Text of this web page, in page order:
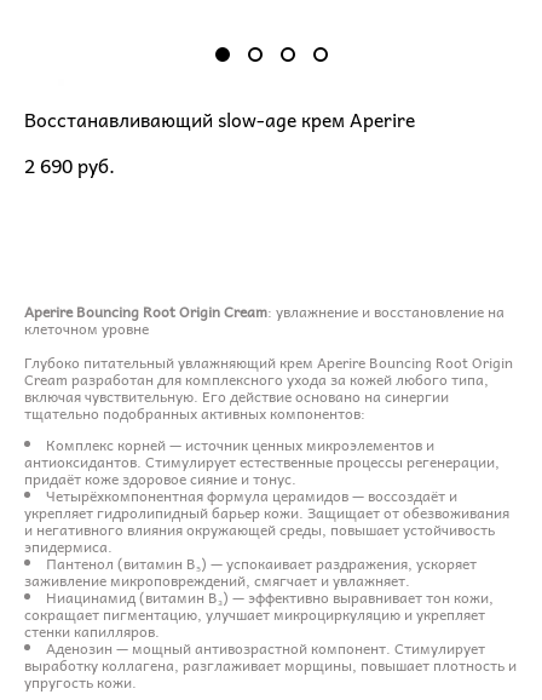
Восстанавливающий slow-age крем Aperire
2 690 pуб.
Aperire Bouncing Root Origin Cream: увлажнение и восстановление на
клеточном уровне
Глубоко питательный увлажняющий крем Aperire Bouncing Root Origin
Cream разработан для комплексного ухода за кожей любого типа,
включая чувствительную. Его действие основано на синергии
тщательно подобранных активных компонентов:
Комплекс корней — источник ценных микроэлементов и
антиоксидантов. Стимулирует естественные процессы регенерации,
придаёт коже здоровое сияние и тонус.
Четырёхкомпонентная формула церамидов — воссоздаёт и
укрепляет гидролипидный барьер кожи. Защищает от обезвоживания
и негативного влияния окружающей среды, повышает устойчивость
эпидермиса.
Пантенол (витамин B₅) — успокаивает раздражения, ускоряет
заживление микроповреждений, смягчает и увлажняет.
Ниацинамид (витамин B₃) — эффективно выравнивает тон кожи,
сокращает пигментацию, улучшает микроциркуляцию и укрепляет
стенки капилляров.
Аденозин — мощный антивозрастной компонент. Стимулирует
выработку коллагена, разглаживает морщины, повышает плотность и
упругость кожи.